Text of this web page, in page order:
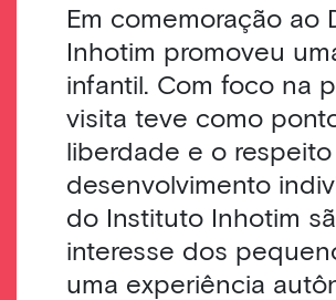
Em comemoração ao
Inhotim promoveu
infantil. Com foco na
visita teve como
liberdade e o
desenvolvimento
do Instituto Inhotim
interesse dos
uma experiência